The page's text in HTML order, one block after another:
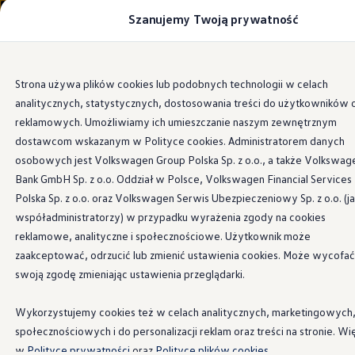
głównej
zawartości
do
stopki
Modele i konfigurator
Auta dostępne od ręki
Cenniki
Modele elektryczne i elektromobilność
Modele elektryczne
Modele elektryczne
Samochody hybrydowe
Przyszłe modele i auta koncepcyjne
ID.4 GTX Xtreme
ID.5 GTX “Xcite”
Nowy ID. Polo GTI
Ładowanie i zasięg
Ładowanie samochodu elektrycznego w domu
Ładowanie samochodu elektrycznego w trasie
Zasięg samochodów elektrycznych
Sposoby płatności
Korzyści i koszty
Koszty utrzymania
Leasing
Najem
Information
ID.7 GTX
ID.7 GTX to nowa definicja elektrycznych emocji –
odważny design, nowoczesne technologie i sportowy
duch w jednym.
koła, ten elektryczny fastback przyspiesza od0 do 100
km/hw zaledwie 5,4 sekundy. Osiągi, które nie tylko
Szanujemy Twoją prywatność
Strona używa plików cookies lub podobnych technologii w celach
analitycznych, statystycznych, dostosowania treści do użytkowników
reklamowych. Umożliwiamy ich umieszczanie naszym zewnętrznym
dostawcom wskazanym w Polityce cookies. Administratorem danych
osobowych jest Volkswagen Group Polska Sp. z o.o., a także
Bank GmbH Sp. z o.o. Oddział w Polsce, Volkswagen Financial Services
Polska Sp. z o.o. oraz Volkswagen Serwis Ubezpieczeniowy Sp. z o.o.
współadministratorzy) w przypadku wyrażenia zgody na cookies
reklamowe, analityczne i społecznościowe. Użytkownik może
zaakceptować, odrzucić lub zmienić ustawienia cookies. Może wycofać
swoją zgodę zmieniając ustawienia przeglądarki.
Wykorzystujemy cookies też w celach analitycznych, marketingowych,
społecznościowych i do personalizacji reklam oraz treści na stronie.
w Polityce prywatności oraz Polityce plików cookies.